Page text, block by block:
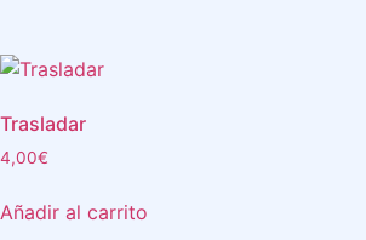
Trasladar
4,00€
Añadir al carrito